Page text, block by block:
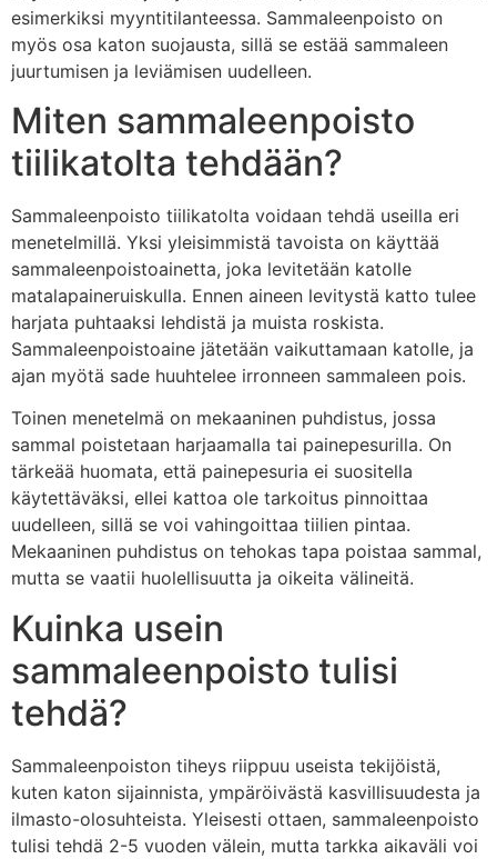
esimerkiksi myyntitilanteessa. Sammaleenpoisto on
myös osa katon suojausta, sillä se estää sammaleen
juurtumisen ja leviämisen uudelleen.
Miten sammaleenpoisto
tiilikatolta tehdään?
Sammaleenpoisto tiilikatolta voidaan tehdä useilla eri
menetelmillä. Yksi yleisimmistä tavoista on käyttää
sammaleenpoistoainetta, joka levitetään katolle
matalapaineruiskulla. Ennen aineen levitystä katto tulee
harjata puhtaaksi lehdistä ja muista roskista.
Sammaleenpoistoaine jätetään vaikuttamaan katolle, ja
ajan myötä sade huuhtelee irronneen sammaleen pois.
Toinen menetelmä on mekaaninen puhdistus, jossa
sammal poistetaan harjaamalla tai painepesurilla. On
tärkeää huomata, että painepesuria ei suositella
käytettäväksi, ellei kattoa ole tarkoitus pinnoittaa
uudelleen, sillä se voi vahingoittaa tiilien pintaa.
Mekaaninen puhdistus on tehokas tapa poistaa sammal,
mutta se vaatii huolellisuutta ja oikeita välineitä.
Kuinka usein
sammaleenpoisto tulisi
tehdä?
Sammaleenpoiston tiheys riippuu useista tekijöistä,
kuten katon sijainnista, ympäröivästä kasvillisuudesta ja
ilmasto-olosuhteista. Yleisesti ottaen, sammaleenpoisto
tulisi tehdä 2-5 vuoden välein, mutta tarkka aikaväli voi